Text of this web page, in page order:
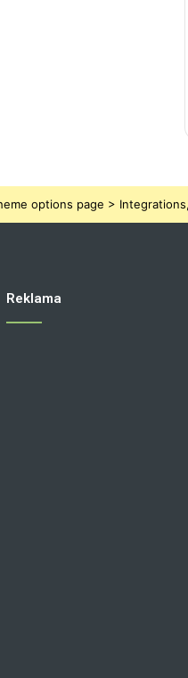
options page >
Reklama